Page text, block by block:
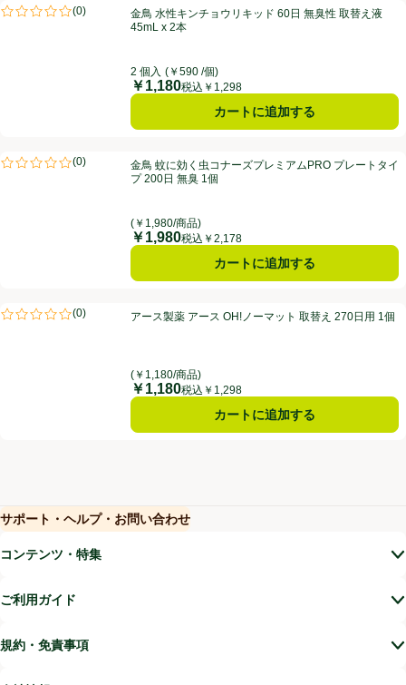
金鳥 水性キンチョウリキッド 60日 無臭性 取替え液 45mL x 2本
(0)
評価は0件のレビューで5点中0.0点。金鳥 水性キンチョウリキッド 60日 無臭性 取替え液
45mL x 2本
2 個入 (￥590 /個)
価格
￥1,180税込￥1,298
カートに追加する
金鳥 蚊に効く虫コナーズプレミアムPRO プレートタイプ 200日 無臭
(0)
評価は0件のレビューで5点中0.0点。金鳥 蚊に効く虫コナーズプレミアムPRO プレートタイ
プ 200日 無臭 1個
(￥1,980/商品)
価格
￥1,980税込￥2,178
カートに追加する
アース製薬 アース OH!ノーマット 取替え 270日用 1個
(0)
評価は0件のレビューで5点中0.0点。アース製薬 アース OH!ノーマット 取替え 270日用 1個
(￥1,180/商品)
価格
￥1,180税込￥1,298
カートに追加する
サポート・ヘルプ・お問い合わせ
(新しいウィンドウで開く)
コンテンツ・特集
ご利用ガイド
規約・免責事項